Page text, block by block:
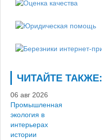
ЧИТАЙТЕ ТАКЖЕ:
06 авг 2026
Промышленная
экология в
интерьерах
истории